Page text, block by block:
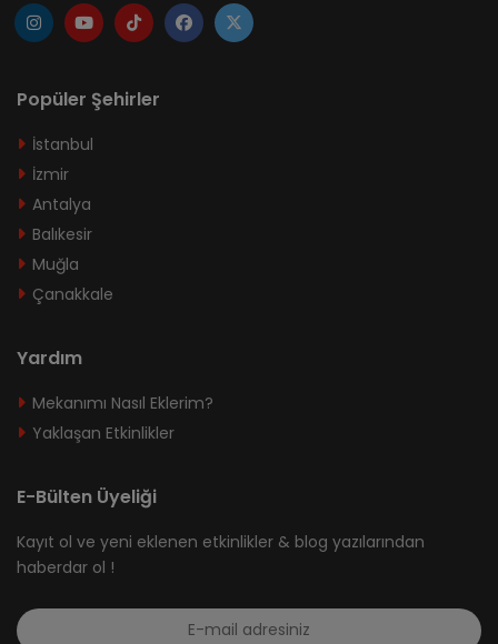
Popüler Şehirler
İstanbul
İzmir
Antalya
Balıkesir
Muğla
Çanakkale
Yardım
Mekanımı Nasıl Eklerim?
Yaklaşan Etkinlikler
E-Bülten Üyeliği
Kayıt ol ve yeni eklenen etkinlikler & blog yazılarından
haberdar ol !